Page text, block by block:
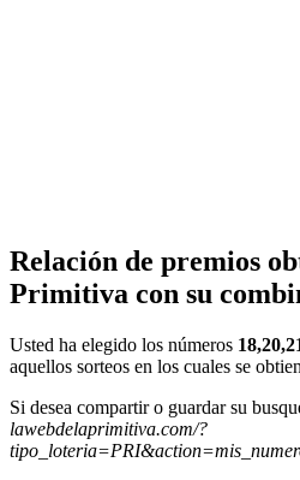
Relación de premios
Primitiva con su
Usted ha elegido los números
aquellos sorteos en los cuales se
Si desea compartir o guardar su
lawebdelaprimitiva.com/?